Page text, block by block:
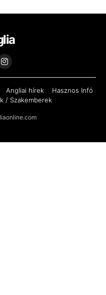
Angliai hírek
Hasznos Infó
/ Szakemberek